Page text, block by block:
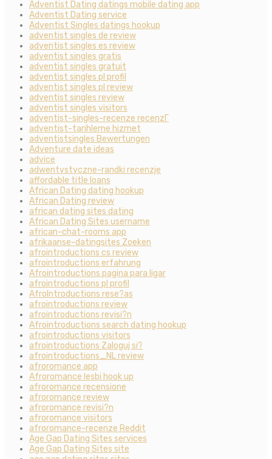
Adventist Dating datings mobile dating app
Adventist Dating service
Adventist Singles datings hookup
adventist singles de review
adventist singles es review
adventist singles gratis
adventist singles gratuit
adventist singles pl profil
adventist singles pl review
adventist singles review
adventist singles visitors
adventist-singles-recenze recenzГ­
adventist-tarihleme hizmet
adventistsingles Bewertungen
Adventure date ideas
advice
adwentystyczne-randki recenzje
affordable title loans
African Dating dating hookup
African Dating review
african dating sites dating
African Dating Sites username
african-chat-rooms app
afrikaanse-datingsites Zoeken
afrointroductions cs review
afrointroductions erfahrung
Afrointroductions pagina para ligar
afrointroductions pl profil
AfroIntroductions rese?as
afrointroductions review
afrointroductions revisi?n
Afrointroductions search dating hookup
afrointroductions visitors
afrointroductions Zaloguj si?
afrointroductions_NL review
afroromance app
Afroromance lesbi hook up
afroromance recensione
afroromance review
afroromance revisi?n
afroromance visitors
afroromance-recenze Reddit
Age Gap Dating Sites services
Age Gap Dating Sites site